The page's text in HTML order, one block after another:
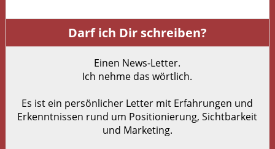
Darf ich Dir schreiben?
Einen News-Letter.
Ich nehme das wörtlich.
Es ist ein persönlicher Letter mit Erfahrungen und
Erkenntnissen rund um Positionierung, Sichtbarkeit
und Marketing.